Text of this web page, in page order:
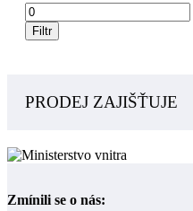
Minimální
cena
Filtr
PRODEJ ZAJIŠŤUJE
Zmínili se o nás: